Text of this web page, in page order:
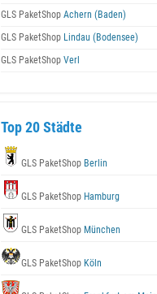
GLS PaketShop Achern (Baden)
GLS PaketShop Lindau (Bodensee)
GLS PaketShop Verl
Top 20 Städte
GLS PaketShop Berlin
GLS PaketShop Hamburg
GLS PaketShop München
GLS PaketShop Köln